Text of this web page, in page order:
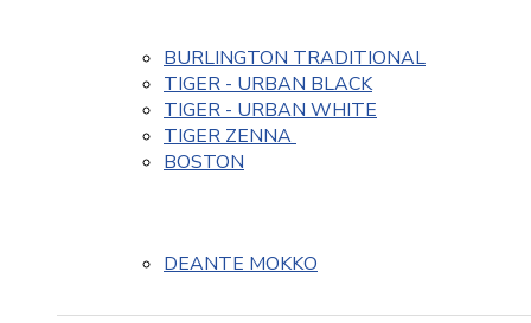
BURLINGTON TRADITIONAL
TIGER - URBAN BLACK
TIGER - URBAN WHITE
TIGER ZENNA
BOSTON
DEANTE MOKKO